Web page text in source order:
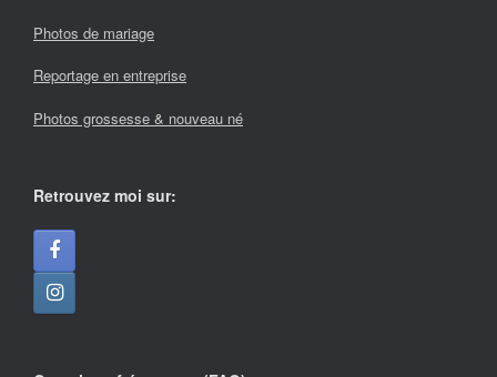
Photos de mariage
Reportage en entreprise
Photos grossesse & nouveau né
Retrouvez moi sur: